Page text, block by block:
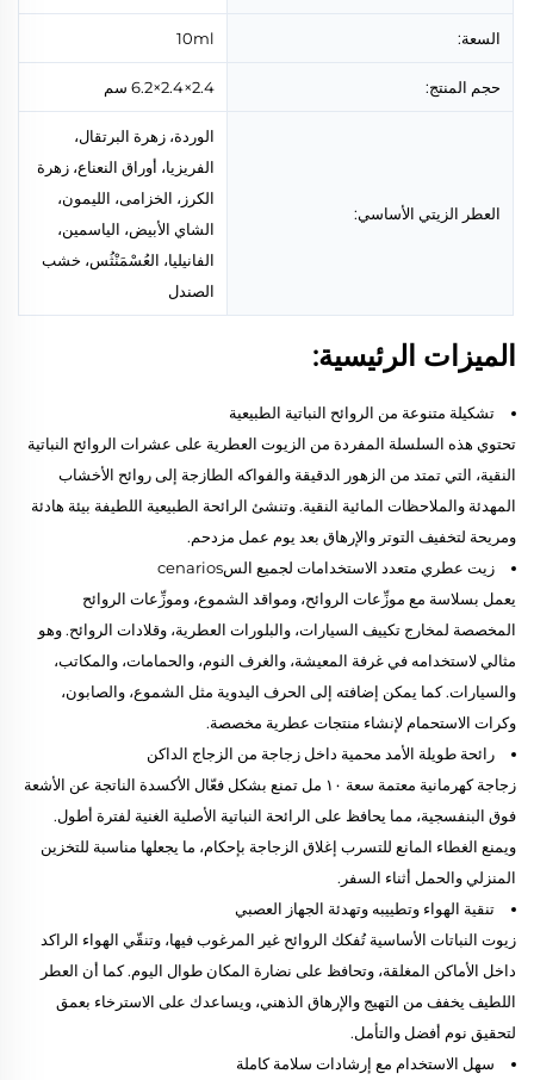
السعة: 10ml
حجم المنتج: 2.4×2.4×6.2 سم
العطر الزيتي الأساسي:
الوردة، زهرة البرتقال،
الفريزيا، أوراق النعناع، زهرة
الكرز، الخزامى، الليمون،
الشاي الأبيض، الياسمين،
الفانيليا، العُسْمَنْثُس، خشب
الصندل
الميزات الرئيسية:
تشكيلة متنوعة من الروائح النباتية الطبيعية
تحتوي هذه السلسلة المفردة من الزيوت العطرية على عشرات الروائح النباتية
النقية، التي تمتد من الزهور الدقيقة والفواكه الطازجة إلى روائح الأخشاب
المهدئة والملاحظات المائية النقية. وتنشئ الرائحة الطبيعية اللطيفة بيئة هادئة
ومريحة لتخفيف التوتر والإرهاق بعد يوم عمل مزدحم.
زيت عطري متعدد الاستخدامات لجميع السcenarios
يعمل بسلاسة مع موزِّعات الروائح، ومواقد الشموع، وموزِّعات الروائح
المخصصة لمخارج تكييف السيارات، والبلورات العطرية، وقلادات الروائح. وهو
مثالي لاستخدامه في غرفة المعيشة، والغرف النوم، والحمامات، والمكاتب،
والسيارات. كما يمكن إضافته إلى الحرف اليدوية مثل الشموع، والصابون،
وكرات الاستحمام لإنشاء منتجات عطرية مخصصة.
رائحة طويلة الأمد محمية داخل زجاجة من الزجاج الداكن
زجاجة كهرمانية معتمة سعة ١٠ مل تمنع بشكل فعّال الأكسدة الناتجة عن الأشعة
فوق البنفسجية، مما يحافظ على الرائحة النباتية الأصلية الغنية لفترة أطول.
ويمنع الغطاء المانع للتسرب إغلاق الزجاجة بإحكام، ما يجعلها مناسبة للتخزين
المنزلي والحمل أثناء السفر.
تنقية الهواء وتطييبه وتهدئة الجهاز العصبي
زيوت النباتات الأساسية تُفكك الروائح غير المرغوب فيها، وتنقّي الهواء الراكد
داخل الأماكن المغلقة، وتحافظ على نضارة المكان طوال اليوم. كما أن العطر
اللطيف يخفف من التهيج والإرهاق الذهني، ويساعدك على الاسترخاء بعمق
لتحقيق نوم أفضل والتأمل.
سهل الاستخدام مع إرشادات سلامة كاملة